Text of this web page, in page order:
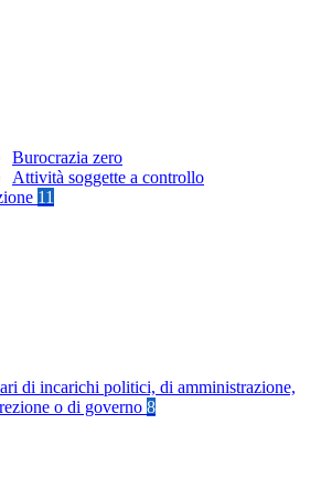
Burocrazia zero
Attività soggette a controllo
11
di incarichi politici, di amministrazione,
o di governo 8